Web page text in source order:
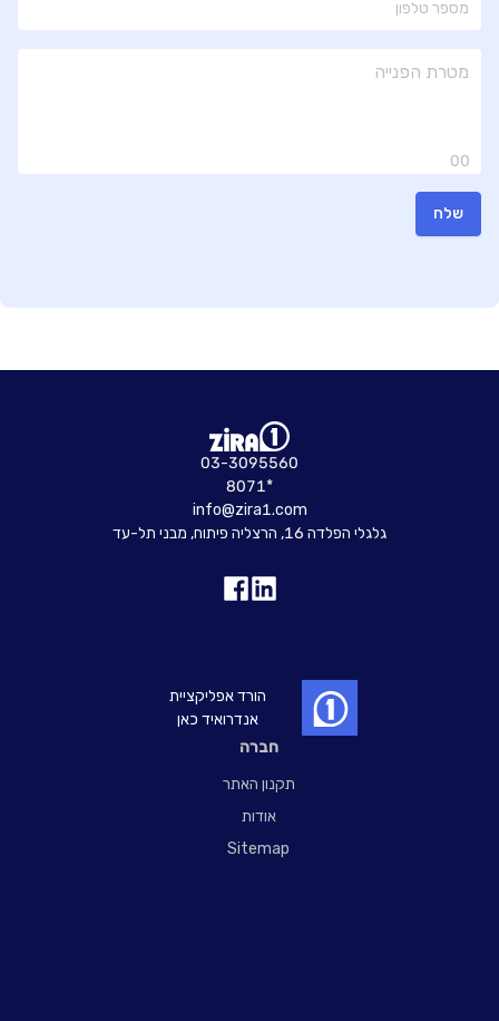
00
שלח
חברה
תקנון האתר
אודות
Sitemap
03-3095560
8071*
info@zira1.com
גלגלי הפלדה 16, הרצליה פיתוח, מבני תל-עד
הורד אפליקציית
אנדרואיד כאן